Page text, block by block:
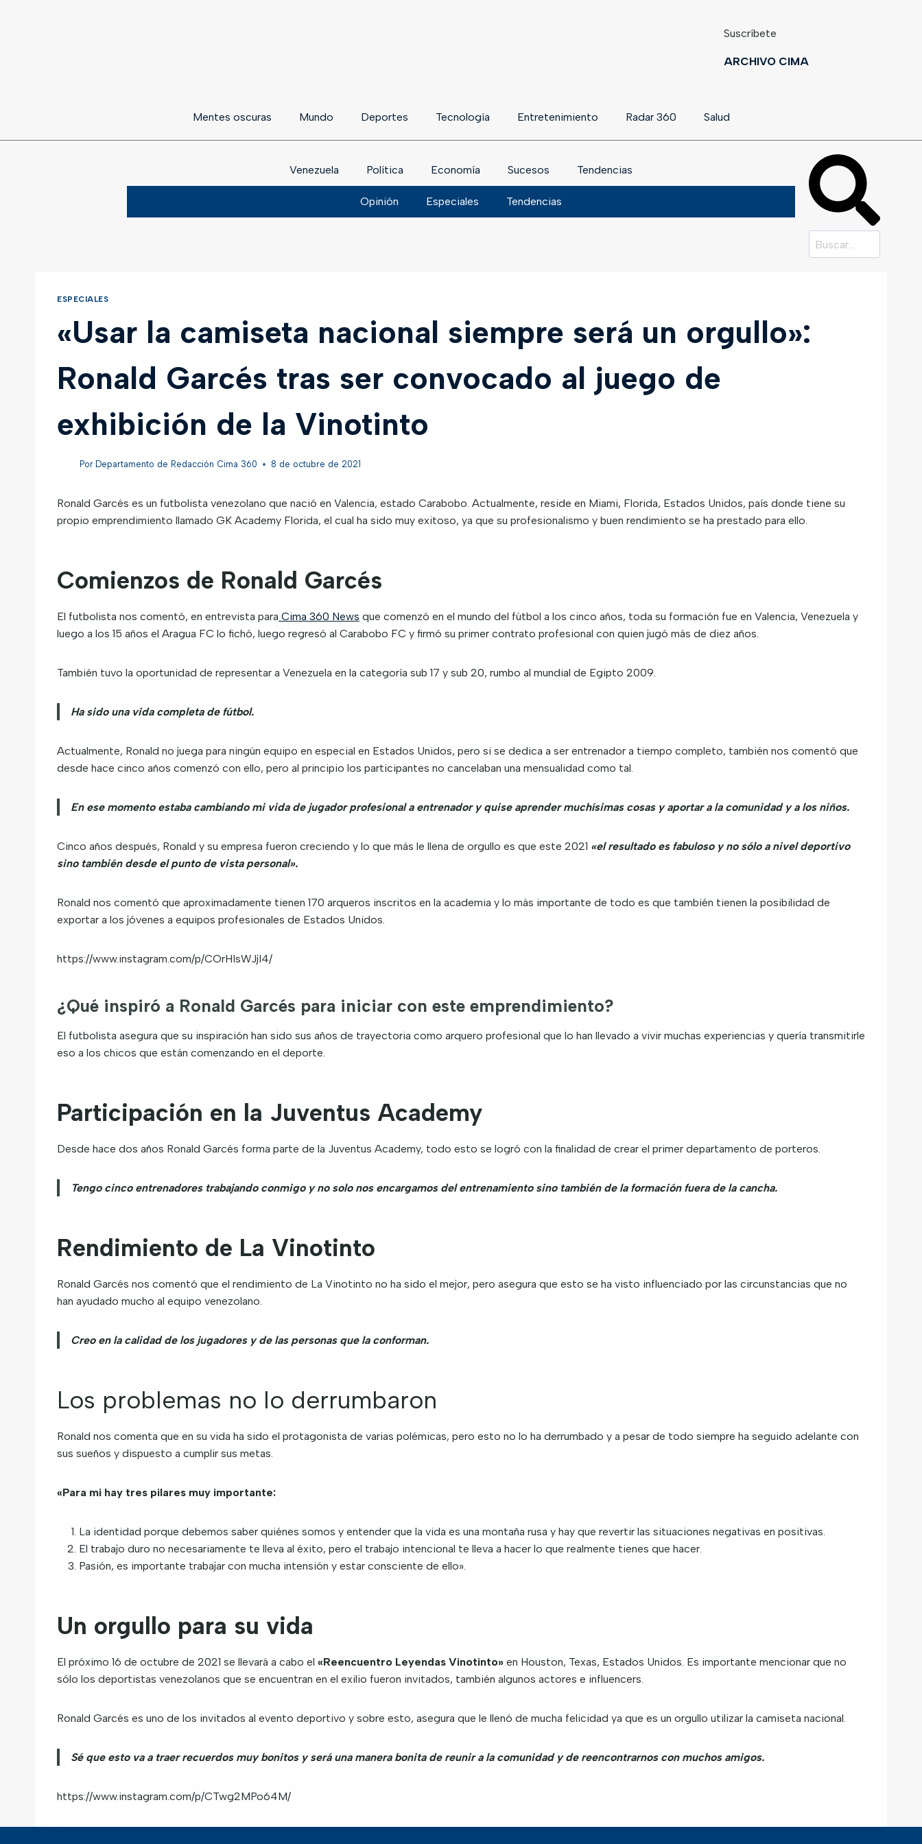
Suscríbete
ARCHIVO CIMA
Mentes oscuras Mundo Deportes Tecnología Entretenimiento Radar 360 Salud
Venezuela Política Economía Sucesos Tendencias
Opinión Especiales Tendencias
ESPECIALES
«Usar la camiseta nacional siempre será un orgullo»:
Ronald Garcés tras ser convocado al juego de
exhibición de la Vinotinto
Por Departamento de Redacción Cima 360 8 de octubre de 2021
Ronald Garcés es un futbolista venezolano que nació en Valencia, estado Carabobo. Actualmente, reside en Miami, Florida, Estados Unidos, país donde tiene su
propio emprendimiento llamado GK Academy Florida, el cual ha sido muy exitoso, ya que su profesionalismo y buen rendimiento se ha prestado para ello.
Comienzos de Ronald Garcés
El futbolista nos comentó, en entrevista para Cima 360 News que comenzó en el mundo del fútbol a los cinco años, toda su formación fue en Valencia, Venezuela y
luego a los 15 años el Aragua FC lo fichó, luego regresó al Carabobo FC y firmó su primer contrato profesional con quien jugó más de diez años.
También tuvo la oportunidad de representar a Venezuela en la categoría sub 17 y sub 20, rumbo al mundial de Egipto 2009.
Ha sido una vida completa de fútbol.
Actualmente, Ronald no juega para ningún equipo en especial en Estados Unidos, pero si se dedica a ser entrenador a tiempo completo, también nos comentó que
desde hace cinco años comenzó con ello, pero al principio los participantes no cancelaban una mensualidad como tal.
En ese momento estaba cambiando mi vida de jugador profesional a entrenador y quise aprender muchísimas cosas y aportar a la comunidad y a los niños.
Cinco años después, Ronald y su empresa fueron creciendo y lo que más le llena de orgullo es que este 2021 «el resultado es fabuloso y no sólo a nivel deportivo
sino también desde el punto de vista personal».
Ronald nos comentó que aproximadamente tienen 170 arqueros inscritos en la academia y lo más importante de todo es que también tienen la posibilidad de
exportar a los jóvenes a equipos profesionales de Estados Unidos.
https://www.instagram.com/p/COrHIsWJjI4/
¿Qué inspiró a Ronald Garcés para iniciar con este emprendimiento?
El futbolista asegura que su inspiración han sido sus años de trayectoria como arquero profesional que lo han llevado a vivir muchas experiencias y quería transmitirle
eso a los chicos que están comenzando en el deporte.
Participación en la Juventus Academy
Desde hace dos años Ronald Garcés forma parte de la Juventus Academy, todo esto se logró con la finalidad de crear el primer departamento de porteros.
Tengo cinco entrenadores trabajando conmigo y no solo nos encargamos del entrenamiento sino también de la formación fuera de la cancha.
Rendimiento de La Vinotinto
Ronald Garcés nos comentó que el rendimiento de La Vinotinto no ha sido el mejor, pero asegura que esto se ha visto influenciado por las circunstancias que no
han ayudado mucho al equipo venezolano.
Creo en la calidad de los jugadores y de las personas que la conforman.
Los problemas no lo derrumbaron
Ronald nos comenta que en su vida ha sido el protagonista de varias polémicas, pero esto no lo ha derrumbado y a pesar de todo siempre ha seguido adelante con
sus sueños y dispuesto a cumplir sus metas.
«Para mi hay tres pilares muy importante:
La identidad porque debemos saber quiénes somos y entender que la vida es una montaña rusa y hay que revertir las situaciones negativas en positivas.
El trabajo duro no necesariamente te lleva al éxito, pero el trabajo intencional te lleva a hacer lo que realmente tienes que hacer.
Pasión, es importante trabajar con mucha intensión y estar consciente de ello».
Un orgullo para su vida
El próximo 16 de octubre de 2021 se llevará a cabo el «Reencuentro Leyendas Vinotinto» en Houston, Texas, Estados Unidos. Es importante mencionar que no
sólo los deportistas venezolanos que se encuentran en el exilio fueron invitados, también algunos actores e influencers.
Ronald Garcés es uno de los invitados al evento deportivo y sobre esto, asegura que le llenó de mucha felicidad ya que es un orgullo utilizar la camiseta nacional.
Sé que esto va a traer recuerdos muy bonitos y será una manera bonita de reunir a la comunidad y de reencontrarnos con muchos amigos.
https://www.instagram.com/p/CTwg2MPo64M/